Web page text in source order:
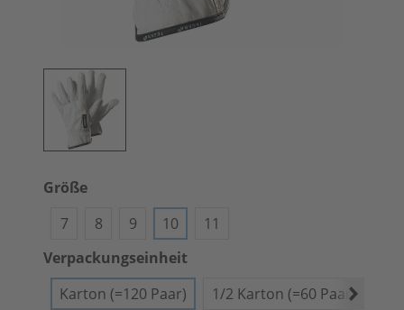
Größe
7
8 9 10
11
Verpackungseinheit
Karton (=120 Paar)
1/2 Karton (=60 Paar)